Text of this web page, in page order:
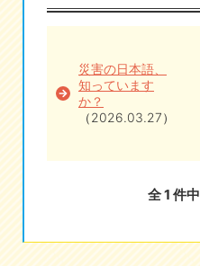
eなコレ
災害の日本語、
知っています
か？
（2026.03.27）
全 1 件